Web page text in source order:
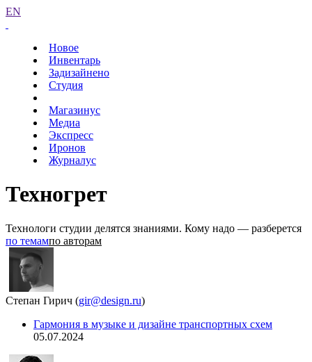
EN
Новое
Инвентарь
Задизайнено
Студия
Магазинус
Медиа
Экспресс
Иронов
Журналус
Техногрет
Технологи студии делятся знаниями. Кому надо — разберется
по темампо авторам
Степан Гирич (gir@design.ru)
Гармония в музыке и дизайне транспортных схем
05.07.2024